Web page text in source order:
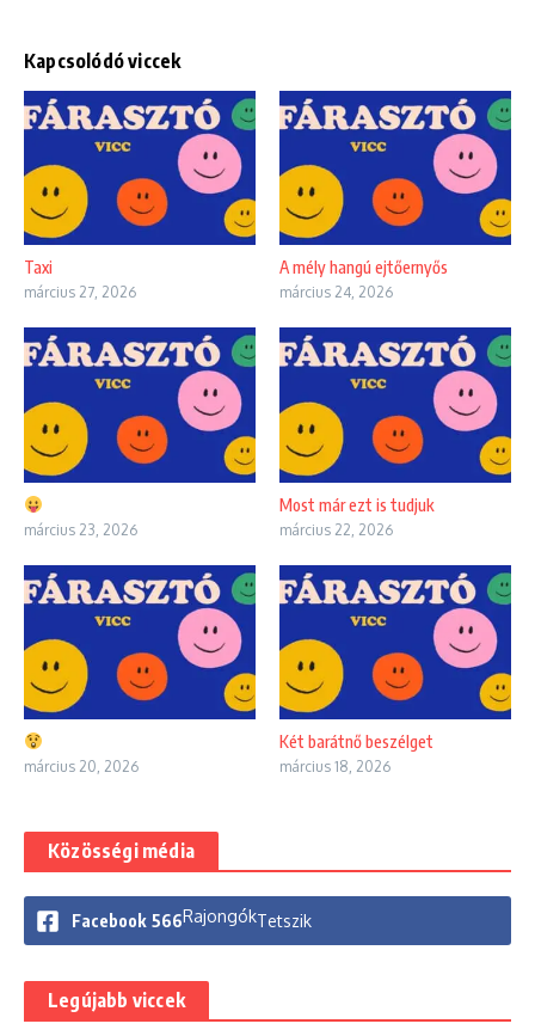
Kapcsolódó viccek
Taxi
március 27, 2026
A mély hangú ejtőernyős
március 24, 2026
március 23, 2026
Most már ezt is tudjuk
március 22, 2026
március 20, 2026
Két barátnő beszélget
március 18, 2026
Közösségi média
Facebook 566RajongókTetszik
Legújabb viccek